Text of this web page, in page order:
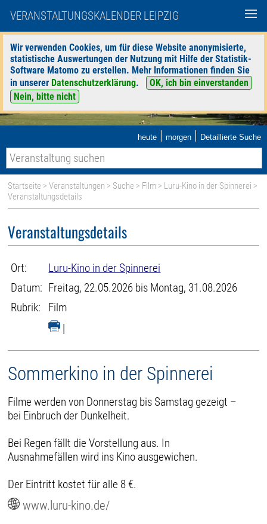
VERANSTALTUNGSKALENDER LEIPZIG
Wir verwenden Cookies, um für diese Website anonymisierte,
statistische Auswertungen der Nutzung mit Hilfe der Statistik-
Software Matomo zu erstellen. Mehr Informationen finden Sie
in unserer Datenschutzerklärung.
OK, ich bin einverstanden
Nein, bitte nicht
heute | morgen | Detaillierte Suche
Startseite >Veranstaltungen > Suche > Film > Luru-Kino in der Spinnerei >
Veranstaltungsdetails
Veranstaltungsdetails
Ort:
Luru-Kino in der Spinnerei
Datum: Freitag, 22.05.2026 bis Montag, 31.08.2026
Rubrik:
Film
|
Sommerkino in der Spinnerei
Filme werden von Donnerstag bis Samstag gezeigt –
bei Einbruch der Dunkelheit.
Bei Regen fällt die Vorstellung aus. In
Ausnahmefällen wird ins Kino ausgewichen.
Der Eintritt kostet für alle 8 €.
www.luru-kino.de/